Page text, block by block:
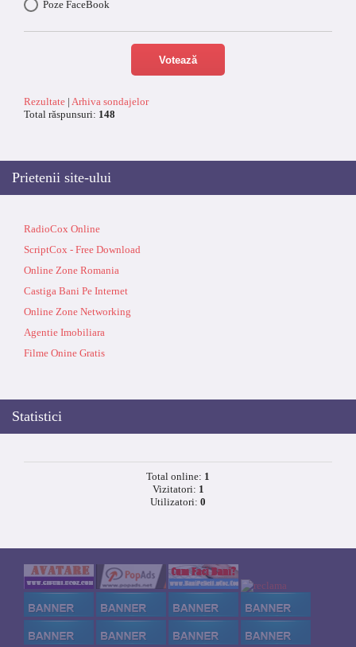
Poze FaceBook
Rezultate | Arhiva sondajelor
Total răspunsuri: 148
Prietenii site-ului
RadioCox Online
ScriptCox - Free Download
Online Zone Romania
Castiga Bani Pe Internet
Online Zone Networking
Agentie Imobiliara
Filme Onine Gratis
Statistici
Total online: 1
Vizitatori: 1
Utilizatori: 0